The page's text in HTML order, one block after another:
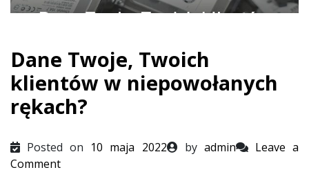
Dane Twoje, Twoich
klientów w niepowołanych
rękach?
Posted on 10 maja 2022 by admin
Leave a
Commenton